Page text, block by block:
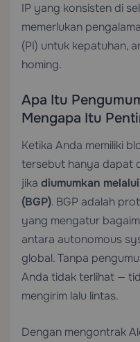
IP yang konsisten di
memerlukan
(PI) untuk kepatuhan,
homing.
Apa Itu
Mengapa Itu
Ketika Anda memiliki
tersebut hanya dapat
jika diumumkan
(BGP). BGP adalah
yang mengatur
antara autonomous
global. Tanpa
Anda tidak terlihat —
mengirim lalu lintas.
Dengan mengontrak